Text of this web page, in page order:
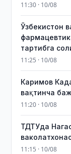
11:30 · 10/08
Ўзбекистон
тартибга
11:25 · 10/08
Каримов
вақтинча
11:20 · 10/08
ТДТУда
11:15 · 10/08